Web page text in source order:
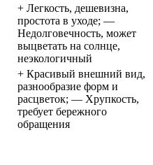
+ Легкость, дешевизна,
простота в уходе; —
Недолговечность, может
выцветать на солнце,
неэкологичный
+ Красивый внешний вид,
разнообразие форм и
расцветок; — Хрупкость,
требует бережного
обращения